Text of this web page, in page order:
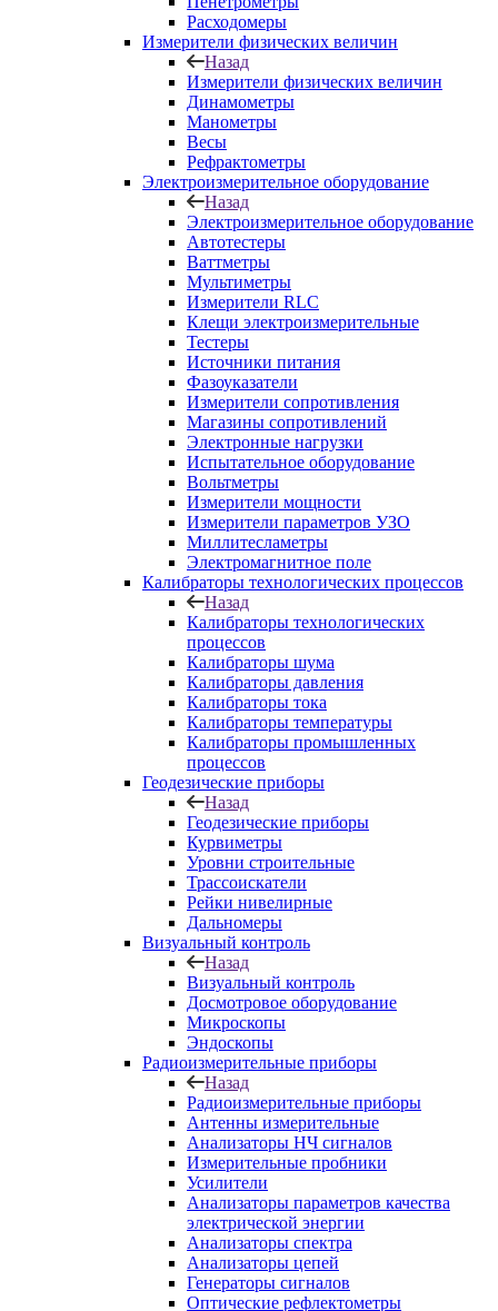
Расходомеры
Измерители физических величин
Назад
Измерители физических величин
Динамометры
Манометры
Весы
Рефрактометры
Электроизмерительное оборудование
Назад
Электроизмерительное оборудование
Автотестеры
Ваттметры
Мультиметры
Измерители RLC
Клещи электроизмерительные
Тестеры
Источники питания
Фазоуказатели
Измерители сопротивления
Магазины сопротивлений
Электронные нагрузки
Испытательное оборудование
Вольтметры
Измерители мощности
Измерители параметров УЗО
Миллитесламетры
Электромагнитное поле
Калибраторы технологических процессов
Назад
Калибраторы технологических
процессов
Калибраторы шума
Калибраторы давления
Калибраторы тока
Калибраторы температуры
Калибраторы промышленных
процессов
Геодезические приборы
Назад
Геодезические приборы
Курвиметры
Уровни строительные
Трассоискатели
Рейки нивелирные
Дальномеры
Визуальный контроль
Назад
Визуальный контроль
Досмотровое оборудование
Микроскопы
Эндоскопы
Радиоизмерительные приборы
Назад
Радиоизмерительные приборы
Антенны измерительные
Анализаторы НЧ сигналов
Измерительные пробники
Усилители
Анализаторы параметров качества
электрической энергии
Анализаторы спектра
Анализаторы цепей
Генераторы сигналов
Оптические рефлектометры